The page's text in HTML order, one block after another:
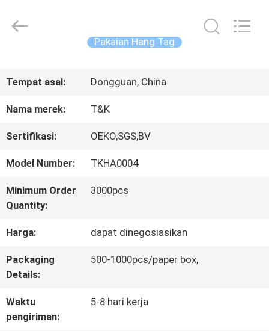
PRODUK
TENTANG
WISATA
KONTROL
KUALITAS
Garment
Accessories
Pakaian Hang Tag
Tempat asal: Dongguan, China
Nama merek: T&K
Sertifikasi: OEKO,SGS,BV
Model Number: TKHA0004
Minimum Order
Quantity:
3000pcs
Harga: dapat dinegosiasikan
Packaging
Details:
500-1000pcs/paper box,
Waktu
pengiriman:
5-8 hari kerja